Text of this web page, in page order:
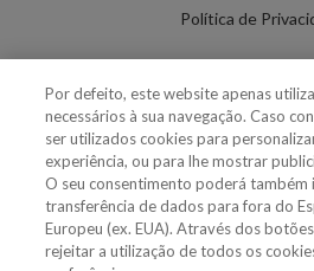
Política de
Política de
Definições de
Uso Fraudulento
Por defeito, este website apenas
necessários à sua navegação. Caso
ser utilizados cookies para
experiência, ou para lhe mostrar
O seu consentimento poderá também
transferência de dados para fora do
Europeu (ex. EUA). Através dos
rejeitar a utilização de todos os